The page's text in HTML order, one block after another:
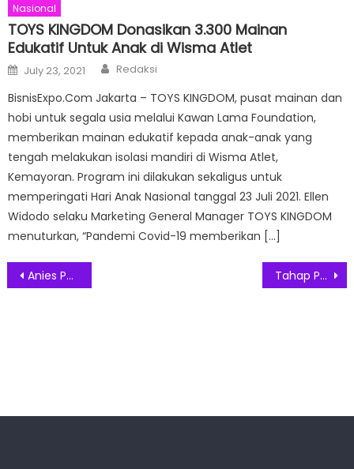
Nasional
TOYS KINGDOM Donasikan 3.300 Mainan
Edukatif Untuk Anak di Wisma Atlet
Posted
on
July 23, 2021 Author
Redaksi
BisnisExpo.Com Jakarta – TOYS KINGDOM, pusat mainan dan
hobi untuk segala usia melalui Kawan Lama Foundation,
memberikan mainan edukatif kepada anak-anak yang
tengah melakukan isolasi mandiri di Wisma Atlet,
Kemayoran. Program ini dilakukan sekaligus untuk
memperingati Hari Anak Nasional tanggal 23 Juli 2021. Ellen
Widodo selaku Marketing General Manager TOYS KINGDOM
menuturkan, “Pandemi Covid-19 memberikan […]
Post
Anies Pastikan SeluruhTenaga Pendidik Sudah Divaksin Tahap Pembelajaran Tatap Muka Tahap I Dimulai 30 Agustus